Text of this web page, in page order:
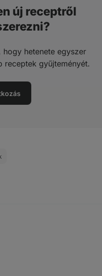
új receptről
hetenete egyszer
receptek gyűjteményét.